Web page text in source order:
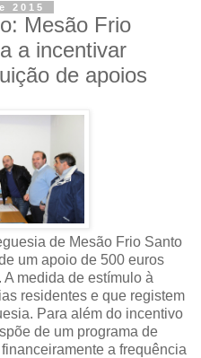
2015
Mesão Frio
a incentivar
de apoios
de Mesão Frio Santo
um apoio de 500 euros
medida de estímulo à
residentes e que registem
Para além do incentivo
de um programa de
a frequência